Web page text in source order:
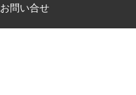
お問い合せ